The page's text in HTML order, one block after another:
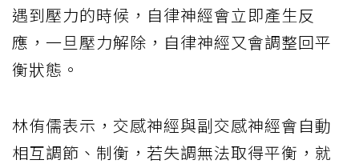
遇到壓力的時候，自律神經會立即產生反
應，一旦壓力解除，自律神經又會調整回平
衡狀態。
林侑儒表示，交感神經與副交感神經會自動
相互調節、制衡，若失調無法取得平衡，就